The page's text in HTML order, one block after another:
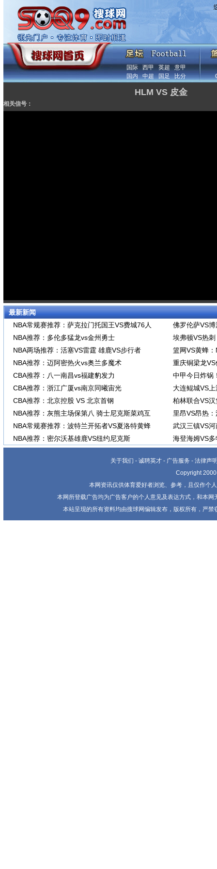
国际 西甲 英超
意甲
国内
中超 国足 比分
HLM VS 皮金
相关信号：
最新新闻
NBA常规赛推荐：萨克拉门托国王VS费城76人
NBA推荐：多伦多猛龙vs金州勇士
NBA两场推荐：活塞VS雷霆 雄鹿VS步行者
NBA推荐：迈阿密热火vs奥兰多魔术
CBA推荐：八一南昌vs福建豹发力
CBA推荐：浙江广厦vs南京同曦宙光
CBA推荐：北京控股 VS 北京首钢
NBA推荐：灰熊主场保第八 骑士尼克斯菜鸡互
NBA常规赛推荐：波特兰开拓者VS夏洛特黄蜂
NBA推荐：密尔沃基雄鹿VS纽约尼克斯
佛罗伦萨VS
埃弗顿VS热
篮网VS黄蜂
重庆铜梁龙
中甲今日炸锅
大连鲲城VS
柏林联合VS
里昂VS昂热
武汉三镇VS
海登海姆VS
关于我们 - 诚聘英才 - 广告服务 - 法律声
Copyright
本网资讯仅供体育爱好者浏览、参考，且仅作个
本网所登载广告均为广告客户的个人意见及表达方式，和本
本站呈现的所有资料均由搜球网编辑发布，版权所有，严